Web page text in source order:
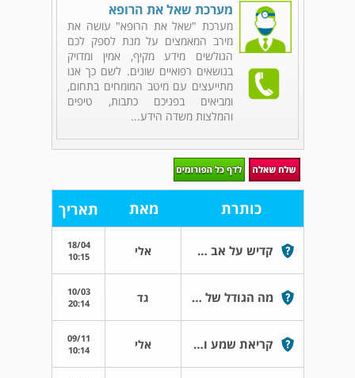
מערכת שאל את הרופא
מערכת "שאל את הרופא" עושה את
מירב המאמצים על מנת לספק לכם
הגולשים מידע מקיף, אמין ומדויק
בנושאים רפואיים שונים. לשם כך אנו
מתייעצים עם מיטב המומחים בתחום,
ומביאים בפניכם כתבות, טיפים
והמלצות משדה הידע...
כותרת מאת תאריך
קדיש על אב שנפטר אלי
18/04
10:15
מה הגודל של החופה גד
10/03
20:14
קריאת שמע והנחת תפילין אלי
09/11
10:14